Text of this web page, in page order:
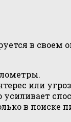
в своем
или
в поиске